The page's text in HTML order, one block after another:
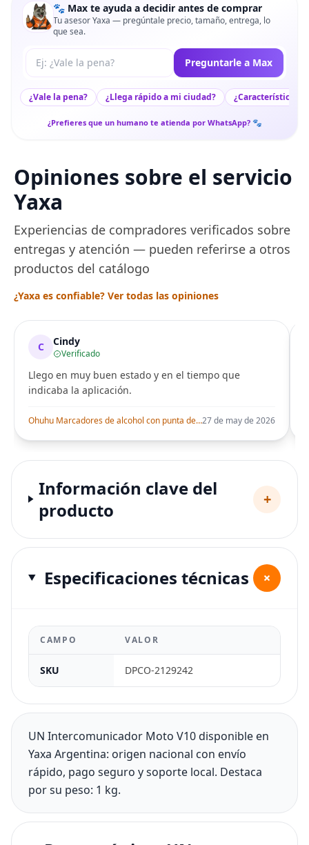
🐾 Max te ayuda a decidir antes de comprar
Tu asesor Yaxa — pregúntale precio, tamaño, entrega, lo
que sea.
Tu pregunta a Max Preguntarle a Max
¿Vale la pena? ¿Llega rápido a mi ciudad? ¿Características
¿Prefieres que un humano te atienda por WhatsApp? 🐾
Opiniones sobre el servicio
Yaxa
Experiencias de compradores verificados sobre
entregas y atención — pueden referirse a otros
productos del catálogo
¿Yaxa es confiable? Ver todas las opiniones
C Cindy
Verificado
Llego en muy buen estado y en el tiempo que
indicaba la aplicación.
Ohuhu Marcadores de alcohol con punta de pincel – Juego de marcadores artísticos de doble punta con certificación AP para artistas adultos27 de may de 2026
Información clave del
producto
+
Especificaciones técnicas +
CAMPO VALOR
SKU DPCO-2129242
UN Intercomunicador Moto V10 disponible en
Yaxa Argentina: origen nacional con envío
rápido, pago seguro y soporte local. Destaca
por su peso: 1 kg.